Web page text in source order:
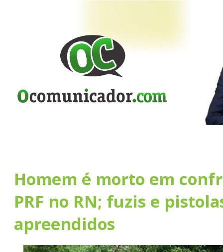
Homem é morto em
PRF no RN; fuzis e
apreendidos